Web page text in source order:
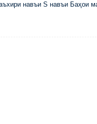
навъи S навъи Баҳои
кӯтоҳи кӯтоҳ I c (A):